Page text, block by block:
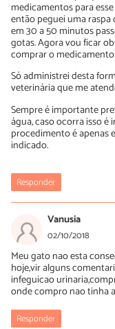
medicamentos para
então peguei uma
em 30 a 50 minutos
gotas. Agora vou ficar
comprar o
Só administrei desta
veterinária que me
Sempre é importante
água, caso ocorra isso
procedimento é apenas
indicado.
Responder
Vanusia
02/10/2018
Meu gato nao esta
hoje,vir alguns
infeguicao
onde compro nao tinha
Responder